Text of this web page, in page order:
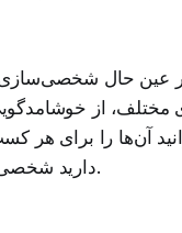
در عین حال
مختلف، از
آن‌ها را برای هر
دارید شخصی‌سازی کنید.